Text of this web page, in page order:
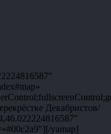
Декабристов/
yamap]